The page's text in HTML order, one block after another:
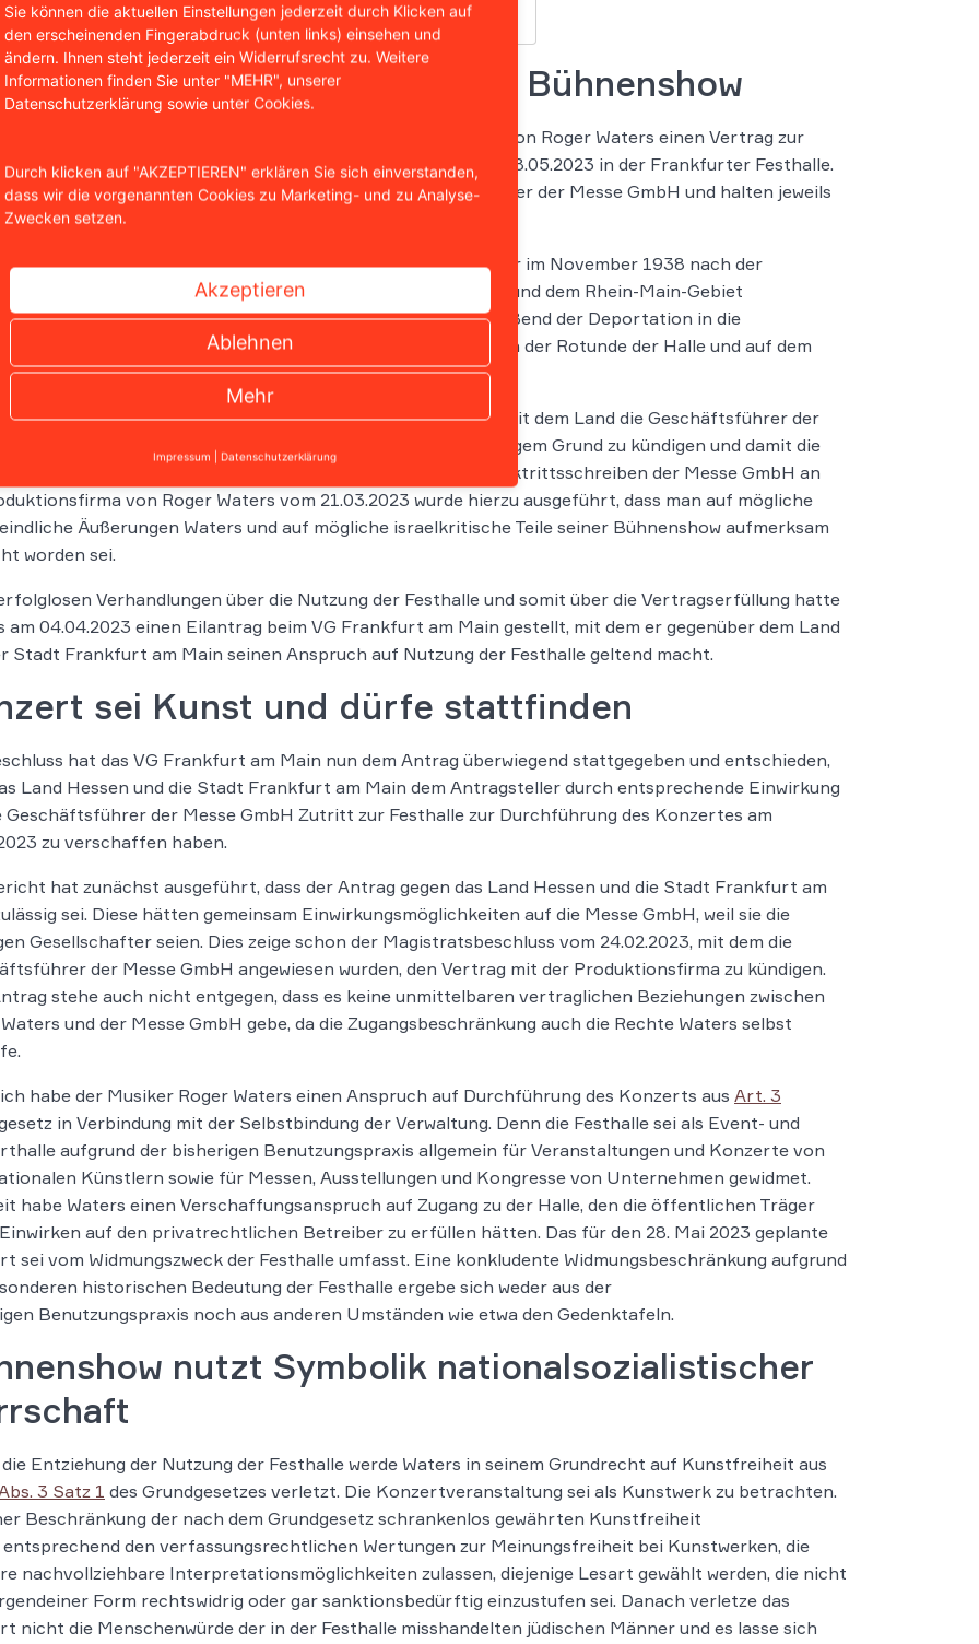
wegen israelkritischer Bühnenshow
2022 schloss die Messe GmbH mit der Produktionsfirma von Roger Waters einen Vertrag zur
der Veranstaltung „Roger Waters 2023 Konzert“ am 28.05.2023 in der Frankfurter Festhalle.
Frankfurt am Main und das Land Hessen sind Gesellschafter der Messe GmbH und halten jeweils
40 % Geschäftsanteile.
wurden zu Zeiten der nationalsozialistischen Diktatur im November 1938 nach der
mehr als 3.000 jüdische Männer aus Frankfurt und dem Rhein-Main-Gebiet
festgehalten, schwer misshandelt und anschließend der Deportation in die
zugeführt. Entsprechende Gedenktafeln sind in der Rotunde der Halle und auf dem
aufgestellt.
vom 24.02.2023 wies die Stadt zusammen mit dem Land die Geschäftsführer der
GmbH an, den Veranstaltungsvertrag unverzüglich aus wichtigem Grund zu kündigen und damit die
nicht für das Konzert zur Verfügung zu stellen. In dem Rücktrittsschreiben der Messe GmbH an
von Roger Waters vom 21.03.2023 wurde hierzu ausgeführt, dass man auf mögliche
Äußerungen Waters und auf mögliche israelkritische Teile seiner Bühnenshow aufmerksam
worden sei.
Verhandlungen über die Nutzung der Festhalle und somit über die Vertragserfüllung hatte
am 04.04.2023 einen Eilantrag beim VG Frankfurt am Main gestellt, mit dem er gegenüber dem Land
Stadt Frankfurt am Main seinen Anspruch auf Nutzung der Festhalle geltend macht.
sei Kunst und dürfe stattfinden
hat das VG Frankfurt am Main nun dem Antrag überwiegend stattgegeben und entschieden,
Land Hessen und die Stadt Frankfurt am Main dem Antragsteller durch entsprechende Einwirkung
Geschäftsführer der Messe GmbH Zutritt zur Festhalle zur Durchführung des Konzertes am
zu verschaffen haben.
hat zunächst ausgeführt, dass der Antrag gegen das Land Hessen und die Stadt Frankfurt am
sei. Diese hätten gemeinsam Einwirkungsmöglichkeiten auf die Messe GmbH, weil sie die
Gesellschafter seien. Dies zeige schon der Magistratsbeschluss vom 24.02.2023, mit dem die
der Messe GmbH angewiesen wurden, den Vertrag mit der Produktionsfirma zu kündigen.
stehe auch nicht entgegen, dass es keine unmittelbaren vertraglichen Beziehungen zwischen
und der Messe GmbH gebe, da die Zugangsbeschränkung auch die Rechte Waters selbst
habe der Musiker Roger Waters einen Anspruch auf Durchführung des Konzerts aus Art. 3
in Verbindung mit der Selbstbindung der Verwaltung. Denn die Festhalle sei als Event- und
aufgrund der bisherigen Benutzungspraxis allgemein für Veranstaltungen und Konzerte von
Künstlern sowie für Messen, Ausstellungen und Kongresse von Unternehmen gewidmet.
habe Waters einen Verschaffungsanspruch auf Zugang zu der Halle, den die öffentlichen Träger
auf den privatrechtlichen Betreiber zu erfüllen hätten. Das für den 28. Mai 2023 geplante
sei vom Widmungszweck der Festhalle umfasst. Eine konkludente Widmungsbeschränkung aufgrund
historischen Bedeutung der Festhalle ergebe sich weder aus der
Benutzungspraxis noch aus anderen Umständen wie etwa den Gedenktafeln.
nutzt Symbolik nationalsozialistischer
Entziehung der Nutzung der Festhalle werde Waters in seinem Grundrecht auf Kunstfreiheit aus
3 Satz 1 des Grundgesetzes verletzt. Die Konzertveranstaltung sei als Kunstwerk zu betrachten.
Beschränkung der nach dem Grundgesetz schrankenlos gewährten Kunstfreiheit
entsprechend den verfassungsrechtlichen Wertungen zur Meinungsfreiheit bei Kunstwerken, die
nachvollziehbare Interpretationsmöglichkeiten zulassen, diejenige Lesart gewählt werden, die nicht
Form rechtswidrig oder gar sanktionsbedürftig einzustufen sei. Danach verletze das
nicht die Menschenwürde der in der Festhalle misshandelten jüdischen Männer und es lasse sich
Sie können die aktuellen Einstellungen jederzeit durch Klicken auf
den erscheinenden Fingerabdruck (unten links) einsehen und
ändern. Ihnen steht jederzeit ein Widerrufsrecht zu. Weitere
Informationen finden Sie unter "MEHR", unserer
Datenschutzerklärung sowie unter Cookies.
Durch klicken auf "AKZEPTIEREN" erklären Sie sich einverstanden,
dass wir die vorgenannten Cookies zu Marketing- und zu Analyse-
Zwecken setzen.
Akzeptieren
Ablehnen
Mehr
Impressum Datenschutzerklärung